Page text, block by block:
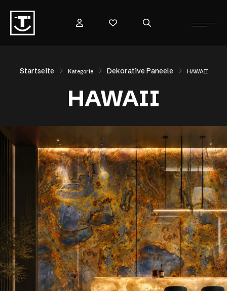
Startseite Kategorie Dekorative Paneele HAWAII
HAWAII